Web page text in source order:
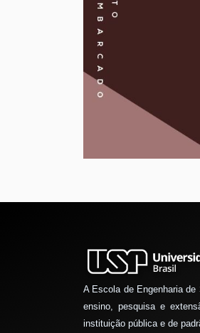
A Escola de Engenharia
ensino, pesquisa e
instituição pública e de